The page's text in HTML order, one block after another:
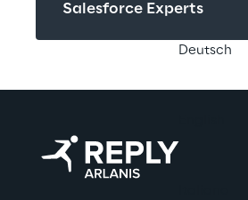
Deutsch
Salesforce Experts